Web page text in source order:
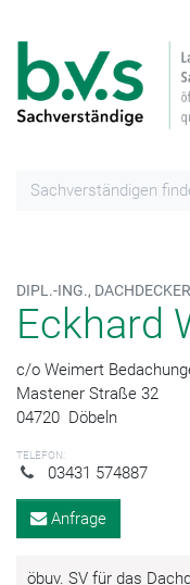
DIPL.-ING.,
Eckhard
c/o Weimert
Mastener Straße 32
04720 Döbeln
TELEFON:
03431 574887
Anfrage
öbuv. SV für das